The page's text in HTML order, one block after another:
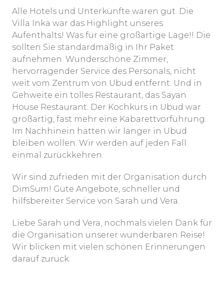
Alle Hotels und Unterkünfte waren gut. Die
Villa Inka war das Highlight unseres
Aufenthalts! Was für eine großartige Lage!! Die
sollten Sie standardmäßig in Ihr Paket
aufnehmen. Wunderschöne Zimmer,
hervorragender Service des Personals, nicht
weit vom Zentrum von Ubud entfernt. Und in
Gehweite ein tolles Restaurant, das Sayan
House Restaurant. Der Kochkurs in Ubud war
großartig, fast mehr eine Kabarettvorführung.
Im Nachhinein hätten wir länger in Ubud
bleiben wollen. Wir werden auf jeden Fall
einmal zurückkehren.
Wir sind zufrieden mit der Organisation durch
DimSum! Gute Angebote, schneller und
hilfsbereiter Service von Sarah und Vera.
Liebe Sarah und Vera, nochmals vielen Dank für
die Organisation unserer wunderbaren Reise!
Wir blicken mit vielen schönen Erinnerungen
darauf zurück.